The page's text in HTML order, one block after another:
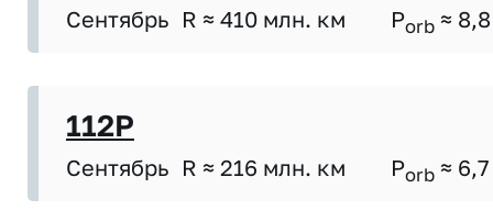
Сентябрь R ≈ 410 млн. км Porb ≈ 8,8
112P
Сентябрь R ≈ 216 млн. км Porb ≈ 6,7